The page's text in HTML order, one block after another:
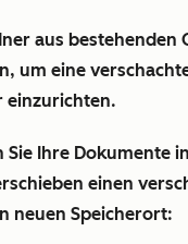
aus bestehenden
um eine
Sie Ihre Dokumente
einen
neuen Speicherort: